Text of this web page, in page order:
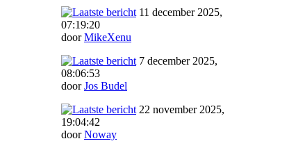
11 december 2025,
07:19:20
doorMikeXenu
7 december 2025,
08:06:53
doorJos Budel
22 november 2025,
19:04:42
doorNoway